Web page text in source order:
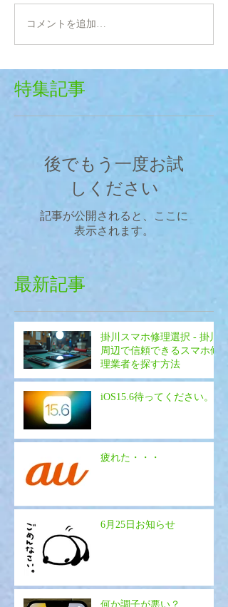
コメントを追加…
特集記事
後でもう一度お試
しください
記事が公開されると、ここに
表示されます。
最新記事
掛川スマホ修理選択 - 掛川
周辺で信頼できるスマホ修
理業者を探す方法
iOS15.6待ってください。
疲れた・・・
6月25日お知らせ
何か調子が悪い？